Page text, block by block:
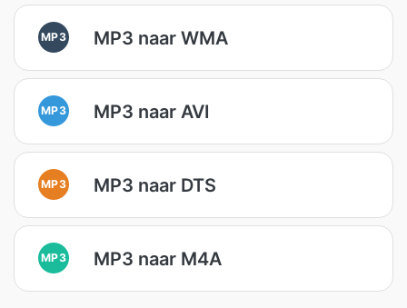
MP3 MP3 naar WMA
MP3 MP3 naar AVI
MP3 MP3 naar DTS
MP3 MP3 naar M4A